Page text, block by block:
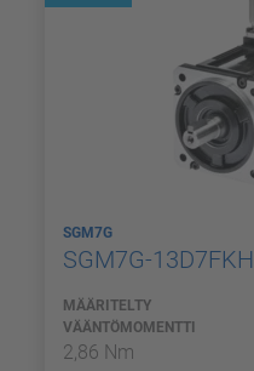
SGM7G
SGM7G-13D7FKH
MÄÄRITELTY
VÄÄNTÖMOMENTTI
2,86 Nm